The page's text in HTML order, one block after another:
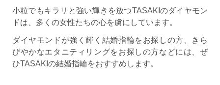
小粒でもキラリと強い輝きを放つTASAKIのダイヤモン
ドは、多くの女性たちの心を虜にしています。
ダイヤモンドが強く輝く結婚指輪をお探しの方、きら
びやかなエタニティリングをお探しの方などには、ぜ
ひTASAKIの結婚指輪をおすすめします。